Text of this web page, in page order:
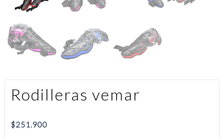
Rodilleras vemar
$251.900